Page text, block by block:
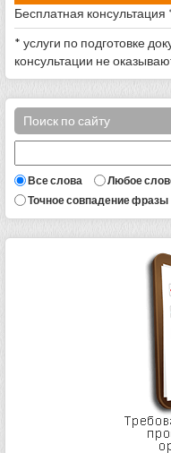
Бесплатная консультация
* услуги по подготовке
консультации не
Поиск по сайту
Все слова
Любое
Точное совпадение фразы